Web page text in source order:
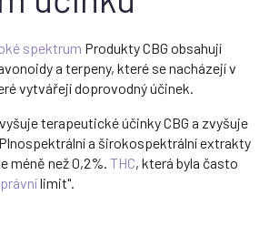
spektrum Produkty CBG obsahují
a terpeny, které se nacházejí v
vytvářejí doprovodný účinek.
terapeutické účinky CBG a zvyšuje
a širokospektrální extrakty
méně než 0,2%. THC, která byla často
právnílimit".